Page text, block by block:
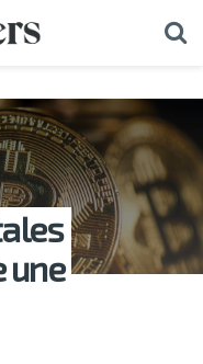
une